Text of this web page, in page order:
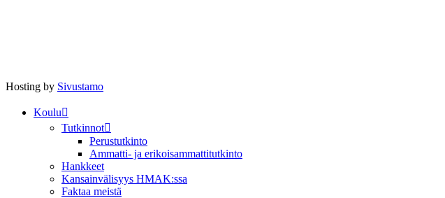
Hosting by Sivustamo
Koulu
Tutkinnot
Perustutkinto
Ammatti- ja erikoisammattitutkinto
Hankkeet
Kansainvälisyys HMAK:ssa
Faktaa meistä